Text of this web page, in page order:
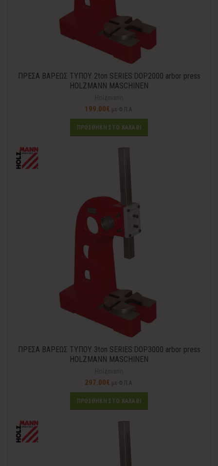
ΠΡΕΣΑ ΒΑΡΕΩΣ ΤΥΠΟΥ 2ton SERIES:DOP2000 arbor press
HOLZMANN MASCHINEN
199.00€ με Φ.Π.Α.
ΠΡΟΣΘΉΚΗ ΣΤΟ ΚΑΛΆΘΙ
ΠΡΕΣΑ ΒΑΡΕΩΣ ΤΥΠΟΥ 3ton SERIES:DOP3000 arbor press
HOLZMANN MASCHINEN
297.00€ με Φ.Π.Α.
ΠΡΟΣΘΉΚΗ ΣΤΟ ΚΑΛΆΘΙ